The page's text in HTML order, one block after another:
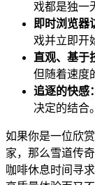
戏都是独一
即时浏览器
戏并立即开
直观、基于
但随着速度
追逐的快感：
决定的结合。
如果你是一位欣
家，那么雪道传
咖啡休息时间寻